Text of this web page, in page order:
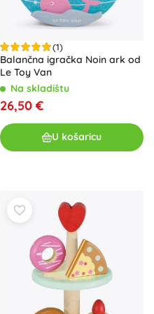
(1)
Balančna igračka Noin ark od
Le Toy Van
Na skladištu
26,50 €
U košaricu